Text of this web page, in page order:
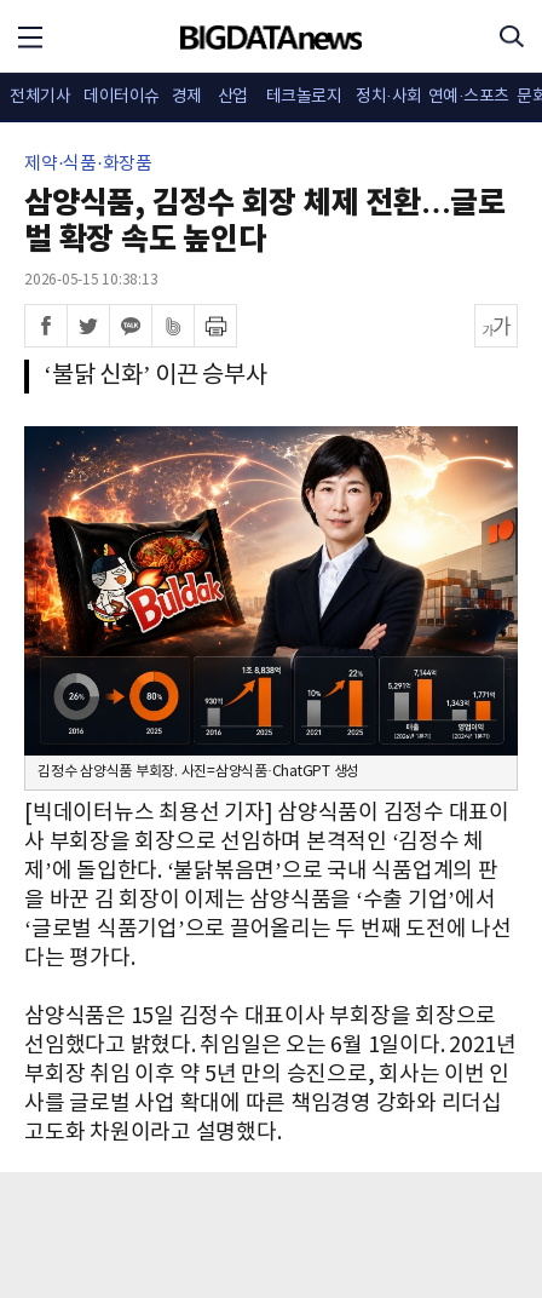
전체기사 데이터이슈 경제 산업 테크놀로지 정치·사회 연예·스포츠 문
제약·식품·화장품
삼양식품, 김정수 회장 체제 전환…글로
벌 확장 속도 높인다
2026-05-15 10:38:13
‘불닭 신화’ 이끈 승부사
김정수 삼양식품 부회장. 사진=삼양식품·ChatGPT 생성
[빅데이터뉴스 최용선 기자] 삼양식품이 김정수 대표이
사 부회장을 회장으로 선임하며 본격적인 ‘김정수 체
제’에 돌입한다. ‘불닭볶음면’으로 국내 식품업계의 판
을 바꾼 김 회장이 이제는 삼양식품을 ‘수출 기업’에서
‘글로벌 식품기업’으로 끌어올리는 두 번째 도전에 나선
다는 평가다.
삼양식품은 15일 김정수 대표이사 부회장을 회장으로
선임했다고 밝혔다. 취임일은 오는 6월 1일이다. 2021년
부회장 취임 이후 약 5년 만의 승진으로, 회사는 이번 인
사를 글로벌 사업 확대에 따른 책임경영 강화와 리더십
고도화 차원이라고 설명했다.